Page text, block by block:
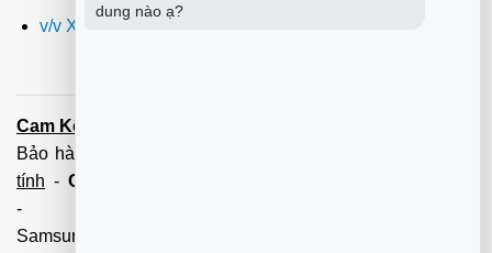
v/v Xuất hóa đơn đỏ VAT
Cam Kết:
Bảo hành tận tâm - Xuất hóa đơn đỏ đầy đủ
tính - Cài Win Tận Nơi
-
Samsung,Brother,Xeroc,Panasonic): 100 - 180,000 vnđ
dung nào ạ?